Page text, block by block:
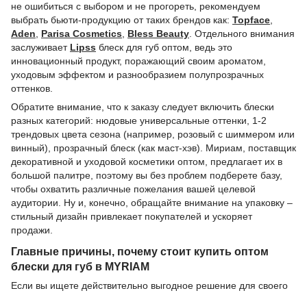
не ошибиться с выбором и не прогореть, рекомендуем
выбрать бьюти-продукцию от таких брендов как: Topface,
Aden, Parisa Cosmetics, Bless Beauty. Отдельного внимания
заслуживает Lipss блеск для губ оптом, ведь это
инновационный продукт, поражающий своим ароматом,
уходовым эффектом и разнообразием полупрозрачных
оттенков.
Обратите внимание, что к заказу следует включить блески
разных категорий: нюдовые универсальные оттенки, 1-2
трендовых цвета сезона (например, розовый с шиммером или
винный), прозрачный блеск (как маст-хэв). Мириам, поставщик
декоративной и уходовой косметики оптом, предлагает их в
большой палитре, поэтому вы без проблем подберете базу,
чтобы охватить различные пожелания вашей целевой
аудитории. Ну и, конечно, обращайте внимание на упаковку –
стильный дизайн привлекает покупателей и ускоряет
продажи.
Главные причины, почему стоит купить оптом
блески для губ в MYRIAM
Если вы ищете действительно выгодное решение для своего